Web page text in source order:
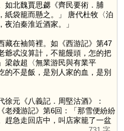
如北魏賈思勰《齊民要術．脯
紙袋籠而懸之。」 唐代杜牧〈泊
泊秦淮近酒家。」
藏在袖筒裡。如《西游記》第47
爺忒沒算計，不籠饅頭，怎的把
梁啟超〈無業游民與有業平
的不是飯，是別人家的血，是別
徐元《八義記．周堅沽酒》：
老殘游記》第6回：「那雪便紛紛
趕急走回店中，叫店家籠了一盆